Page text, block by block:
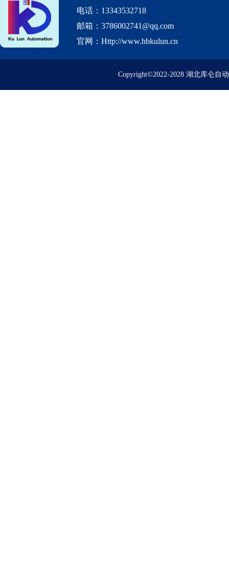
电话：13343532718
邮箱：3786002741@qq.com
官网：Http://www.hbkulun.cn
Copyright©2022-2028 湖北库仑自